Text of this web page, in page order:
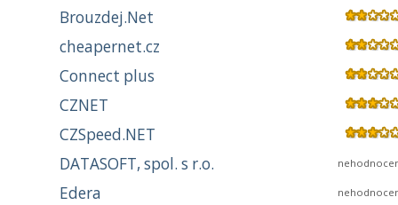
Brouzdej.Net
cheapernet.cz
Connect plus
CZNET
CZSpeed.NET
DATASOFT, spol. s r.o.
Edera